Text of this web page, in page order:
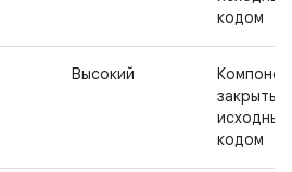
кодом
Высокий
закрытым
исходным
кодом